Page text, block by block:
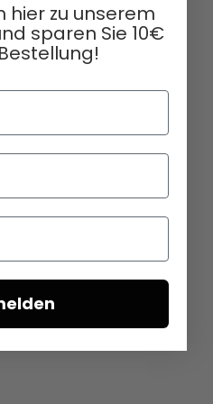
hier zu unserem
sparen Sie 10€